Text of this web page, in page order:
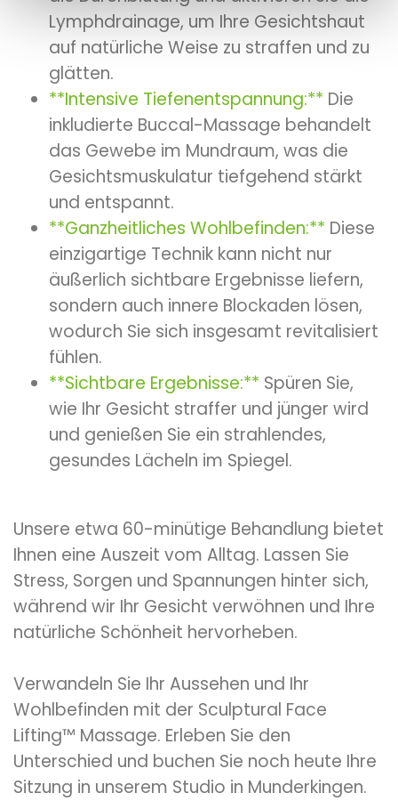
Lymphdrainage, um Ihre Gesichtshaut
auf natürliche Weise zu straffen und zu
glätten.
**Intensive Tiefenentspannung:** Die
inkludierte Buccal-Massage behandelt
das Gewebe im Mundraum, was die
Gesichtsmuskulatur tiefgehend stärkt
und entspannt.
**Ganzheitliches Wohlbefinden:** Diese
einzigartige Technik kann nicht nur
äußerlich sichtbare Ergebnisse liefern,
sondern auch innere Blockaden lösen,
wodurch Sie sich insgesamt revitalisiert
fühlen.
**Sichtbare Ergebnisse:** Spüren Sie,
wie Ihr Gesicht straffer und jünger wird
und genießen Sie ein strahlendes,
gesundes Lächeln im Spiegel.
Unsere etwa 60-minütige Behandlung bietet
Ihnen eine Auszeit vom Alltag. Lassen Sie
Stress, Sorgen und Spannungen hinter sich,
während wir Ihr Gesicht verwöhnen und Ihre
natürliche Schönheit hervorheben.
Verwandeln Sie Ihr Aussehen und Ihr
Wohlbefinden mit der Sculptural Face
Lifting™ Massage. Erleben Sie den
Unterschied und buchen Sie noch heute Ihre
Sitzung in unserem Studio in Munderkingen.